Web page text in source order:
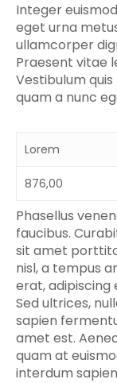
Integer euismod
eget urna
ullamcorper
Praesent vitae
Vestibulum
quam a nunc
Lorem
876,00
Phasellus
faucibus.
sit amet
nisl, a tempus
erat, adipiscing
Sed ultrices,
sapien
amet est.
quam at
interdum